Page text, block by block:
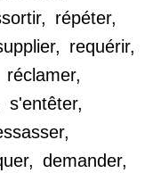
, répéter,
, requérir,
réclamer,
s'entêter,
,
, demander,